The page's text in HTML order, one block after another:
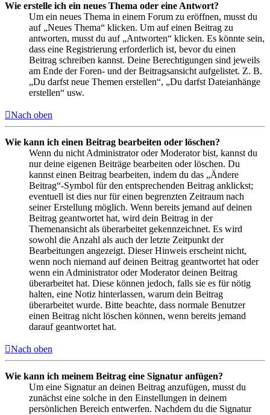
Wie erstelle ich ein neues Thema oder eine Antwort?
Um ein neues Thema in einem Forum zu eröffnen, musst du
auf „Neues Thema“ klicken. Um auf einen Beitrag zu
antworten, musst du auf „Antworten“ klicken. Es könnte sein,
dass eine Registrierung erforderlich ist, bevor du einen
Beitrag schreiben kannst. Deine Berechtigungen sind jeweils
am Ende der Foren- und der Beitragsansicht aufgelistet. Z. B.
„Du darfst neue Themen erstellen“, „Du darfst Dateianhänge
erstellen“ usw.
Nach oben
Wie kann ich einen Beitrag bearbeiten oder löschen?
Wenn du nicht Administrator oder Moderator bist, kannst du
nur deine eigenen Beiträge bearbeiten oder löschen. Du
kannst einen Beitrag bearbeiten, indem du das „Ändere
Beitrag“-Symbol für den entsprechenden Beitrag anklickst;
eventuell ist dies nur für einen begrenzten Zeitraum nach
seiner Erstellung möglich. Wenn bereits jemand auf deinen
Beitrag geantwortet hat, wird dein Beitrag in der
Themenansicht als überarbeitet gekennzeichnet. Es wird
sowohl die Anzahl als auch der letzte Zeitpunkt der
Bearbeitungen angezeigt. Dieser Hinweis erscheint nicht,
wenn noch niemand auf deinen Beitrag geantwortet hat oder
wenn ein Administrator oder Moderator deinen Beitrag
überarbeitet hat. Diese können jedoch, falls sie es für nötig
halten, eine Notiz hinterlassen, warum dein Beitrag
überarbeitet wurde. Bitte beachte, dass normale Benutzer
einen Beitrag nicht löschen können, wenn bereits jemand
darauf geantwortet hat.
Nach oben
Wie kann ich meinem Beitrag eine Signatur anfügen?
Um eine Signatur an deinen Beitrag anzufügen, musst du
zunächst eine solche in den Einstellungen in deinem
persönlichen Bereich entwerfen. Nachdem du die Signatur